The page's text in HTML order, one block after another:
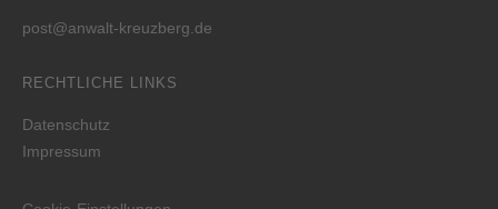
post@anwalt-kreuzberg.de
RECHTLICHE LINKS
Datenschutz
Impressum